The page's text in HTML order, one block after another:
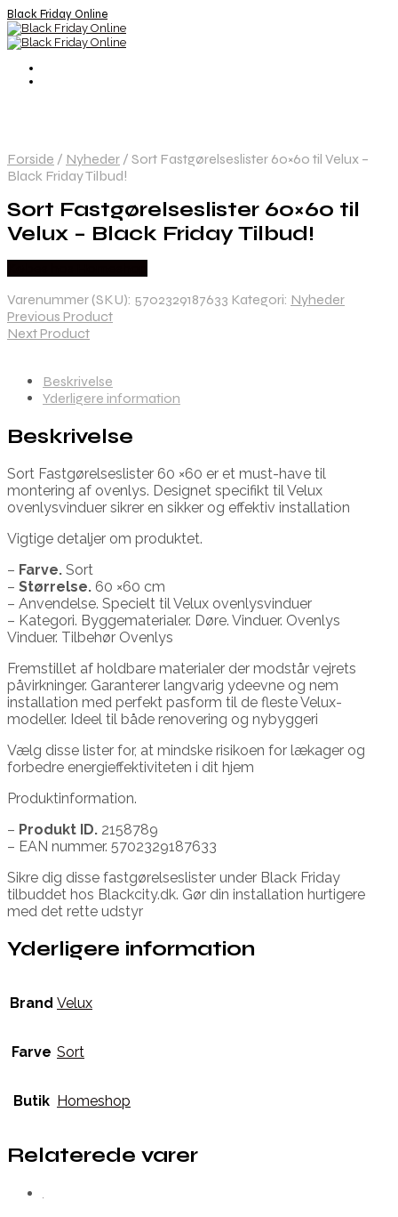
Black Friday Online
Forside / Nyheder / Sort Fastgørelseslister 60×60 til Velux –
Black Friday Tilbud!
Sort Fastgørelseslister 60×60 til
Velux – Black Friday Tilbud!
Varenummer (SKU): 5702329187633 Kategori: Nyheder
Previous Product
Next Product
Beskrivelse
Yderligere information
Beskrivelse
Sort Fastgørelseslister 60 ×60 er et must-have til
montering af ovenlys. Designet specifikt til Velux
ovenlysvinduer sikrer en sikker og effektiv installation
Vigtige detaljer om produktet.
– Farve. Sort
– Størrelse. 60 ×60 cm
– Anvendelse. Specielt til Velux ovenlysvinduer
– Kategori. Byggematerialer. Døre. Vinduer. Ovenlys
Vinduer. Tilbehør Ovenlys
Fremstillet af holdbare materialer der modstår vejrets
påvirkninger. Garanterer langvarig ydeevne og nem
installation med perfekt pasform til de fleste Velux-
modeller. Ideel til både renovering og nybyggeri
Vælg disse lister for, at mindske risikoen for lækager og
forbedre energieffektiviteten i dit hjem
Produktinformation.
– Produkt ID. 2158789
– EAN nummer. 5702329187633
Sikre dig disse fastgørelseslister under Black Friday
tilbuddet hos Blackcity.dk. Gør din installation hurtigere
med det rette udstyr
Yderligere information
Brand Velux
Farve Sort
Butik Homeshop
Relaterede varer